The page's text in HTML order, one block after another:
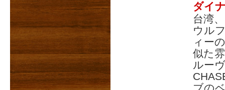
ダイ
台湾
ウル
ィー
似た
ルー